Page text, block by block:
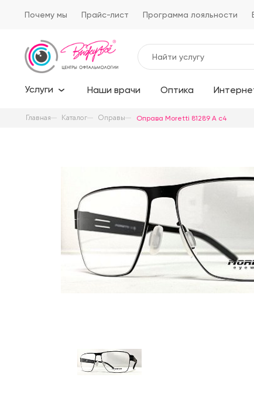
Почему мы Прайс-лист Программа лояльности
Услуги Наши врачи Оптика
Главная Каталог Оправы Оправа Moretti 81289 A c4